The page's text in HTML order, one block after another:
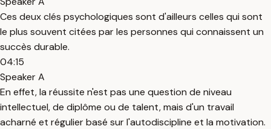
Ces deux clés psychologiques sont d'ailleurs celles qui sont
le plus souvent citées par les personnes qui connaissent un
succès durable.
04:15
Speaker A
En effet, la réussite n'est pas une question de niveau
intellectuel, de diplôme ou de talent, mais d'un travail
acharné et régulier basé sur l'autodiscipline et la motivation.